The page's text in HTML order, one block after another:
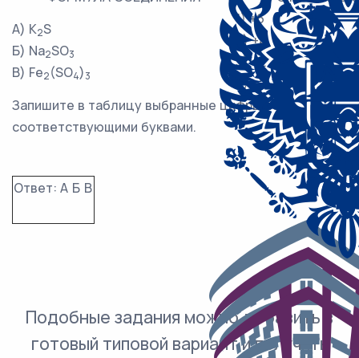
А) K2S
Б) Na2SO3
В) Fe2(SO4)3
1) +6
2) +4
3) +2
4) –2
Запишите в таблицу выбранные цифры под
соответствующими буквами.
Ответ: А Б В
Подобные задания можно добавить в
готовый типовой вариант и получить